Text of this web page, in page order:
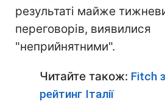
результаті майже
переговорів, виявилися
"неприйнятними".
Читайте також: Fitch
рейтинг Італії